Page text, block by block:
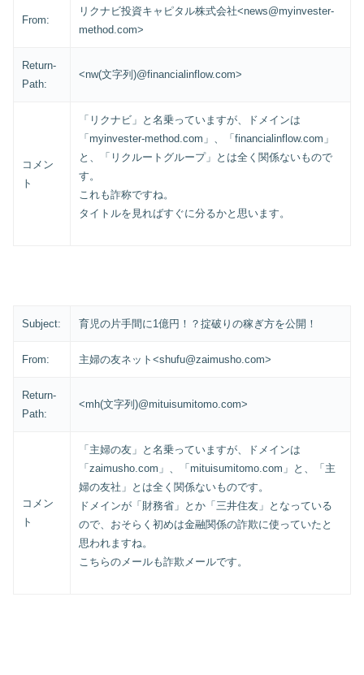
From:
リクナビ投資キャピタル株式会社<news@myinvester-
method.com>
Return-
Path:
<nw(文字列)@financialinflow.com>
コメン
ト
「リクナビ」と名乗っていますが、ドメインは
「myinvester-method.com」、「financialinflow.com」
と、「リクルートグループ」とは全く関係ないもので
す。
これも詐称ですね。
タイトルを見ればすぐに分るかと思います。
Subject: 育児の片手間に1億円！？掟破りの稼ぎ方を公開！
From: 主婦の友ネット<shufu@zaimusho.com>
Return-
Path:
<mh(文字列)@mituisumitomo.com>
コメン
ト
「主婦の友」と名乗っていますが、ドメインは
「zaimusho.com」、「mituisumitomo.com」と、「主
婦の友社」とは全く関係ないものです。
ドメインが「財務省」とか「三井住友」となっている
ので、おそらく初めは金融関係の詐欺に使っていたと
思われますね。
こちらのメールも詐欺メールです。